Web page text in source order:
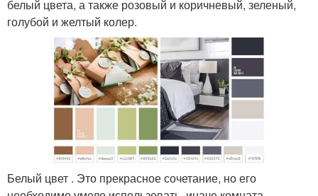
белый цвета, а также розовый и коричневый, зеленый,
голубой и желтый колер.
Белый цвет . Это прекрасное сочетание, но его